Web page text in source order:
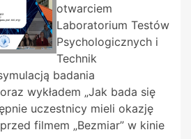
otwarciem
Laboratorium Testów
Psychologicznych i
Technik
badania
wykładem „Jak bada się
uczestnicy mieli okazję
filmem „Bezmiar” w kinie